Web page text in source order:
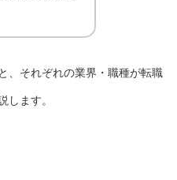
、それぞれの業界・職種が転職
します。